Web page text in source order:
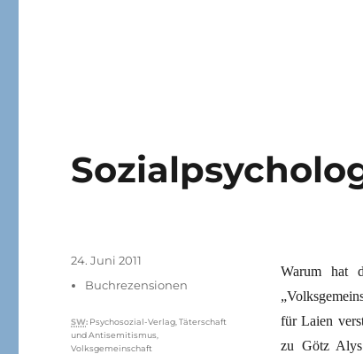
Warum hat
für Laien
zu Götz Alys
Veröffentlicht
24. Juni 2011
Kategorien
Buchrezensionen
Schlagwörter
SW: Psychosozial-Verlag ,Täterschaft
und Antisemitismus
Volksgemeinschaft